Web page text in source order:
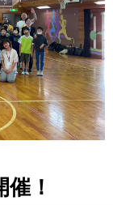
！
>
>
>